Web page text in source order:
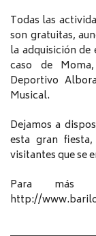
Todas las
son gratuitas,
la adquisición
caso de
Deportivo
Musical.
Dejamos a
esta gran
visitantes que se
Para más
http://